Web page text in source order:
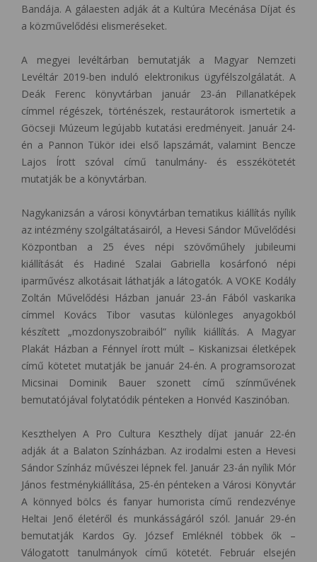
Bandája. A gálaesten adják át a Kultúra Mecénása Díjat és
a közművelődési elismeréseket.
A megyei levéltárban bemutatják a Magyar Nemzeti
Levéltár 2019-ben induló elektronikus ügyfélszolgálatát. A
Deák Ferenc könyvtárban január 23-án Pillanatképek
címmel régészek, történészek, restaurátorok ismertetik a
Göcseji Múzeum legújabb kutatási eredményeit. Január 24-
én a Pannon Tükör idei első lapszámát, valamint Bencze
Lajos Írott szóval című tanulmány- és esszékötetét
mutatják be a könyvtárban.
Nagykanizsán a városi könyvtárban tematikus kiállítás nyílik
az intézmény szolgáltatásairól, a Hevesi Sándor Művelődési
Központban a 25 éves népi szövőműhely jubileumi
kiállítását és Hadiné Szalai Gabriella kosárfonó népi
iparművész alkotásait láthatják a látogatók. A VOKE Kodály
Zoltán Művelődési Házban január 23-án Fából vaskarika
címmel Kovács Tibor vasutas különleges anyagokból
készített „mozdonyszobraiból” nyílik kiállítás. A Magyar
Plakát Házban a Fénnyel írott múlt – Kiskanizsai életképek
című kötetet mutatják be január 24-én. A programsorozat
Micsinai Dominik Bauer szonett című színművének
bemutatójával folytatódik pénteken a Honvéd Kaszinóban.
Keszthelyen A Pro Cultura Keszthely díjat január 22-én
adják át a Balaton Színházban. Az irodalmi esten a Hevesi
Sándor Színház művészei lépnek fel. Január 23-án nyílik Mór
János festménykiállítása, 25-én pénteken a Városi Könyvtár
A könnyed bölcs és fanyar humorista című rendezvénye
Heltai Jenő életéről és munkásságáról szól. Január 29-én
bemutatják Kardos Gy. József Emléknél többek ők –
Válogatott tanulmányok című kötetét. Február elsején